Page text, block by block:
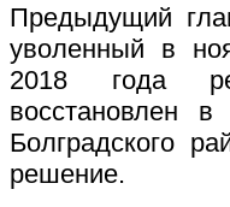
Предыдущий
уволенный в
2018 года
восстановлен
Болградского
решение.